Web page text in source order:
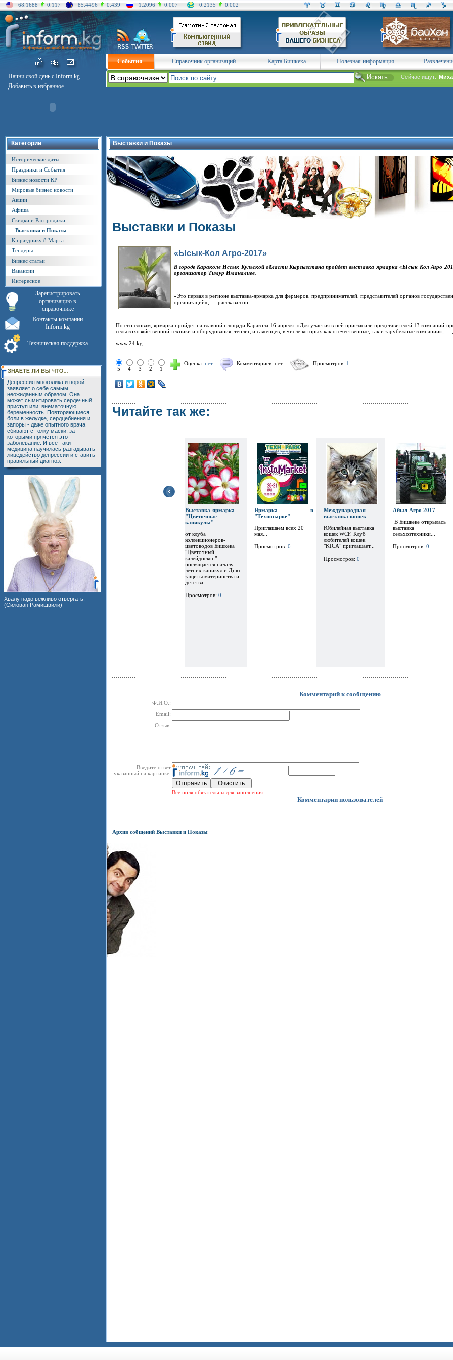
68.1688 0.117 85.4496 0.439 1.2096 0.007 0.2135 0.002
Начни свой день с Inform.kg
Добавить в избранное
События Справочник организаций Карта Бишкека Полезная информация
Сейчас ищут:
Категории
Исторические даты
Праздники и События
Бизнес новости КР
Мировые бизнес новости
Акции
Афиша
Скидки и Распродажи
Выставки и Показы
К празднику 8 Марта
Тендеры
Бизнес статьи
Вакансии
Интересное
Зарегистрировать
организацию в
справочнике
Контакты компании
Inform.kg
Техническая поддержка
Депрессия многолика и порой
заявляет о себе самым
неожиданным образом. Она
может сымитировать сердечный
приступ или: внематочную
беременность. Повторяющиеся
боли в желудке, сердцебиения и
запоры - даже опытного врача
сбивают с толку маски, за
которыми прячется это
заболевание. И все-таки
медицина научилась разгадывать
лицедейство депрессии и ставить
правильный диагноз.
Хвалу надо вежливо отвергать.
(Силован Рамишвили)
Выставки и Показы
Выставки и Показы
«Ысык-Кол Агро-2017»
В городе Караколе Иссык-Кульской области Кыргызстана пройдет выставка-ярмарка «Ысык-Кол Агро-
организатор Тимур Иманалиев.
«Это первая в регионе выставка-ярмарка для фермеров, предпринимателей, представителей органов
организаций», — рассказал он.
По его словам, ярмарка пройдет на главной площади Каракола 16 апреля. «Для участия в ней пригласили представителей 13 компаний-
сельскохозяйственной техники и оборудования, теплиц и саженцев, в числе которых как отечественные, так и зарубежные компании»,
www.24.kg
5 4 3 2 1
Оценка: нет Комментариев: нет Просмотров: 1
Читайте так же:
Выставка-ярмарка
"Цветочные
каникулы"
от клуба
коллекционеров-
цветоводов Бишкека
"Цветочный
калейдоскоп"
посвящается началу
летних каникул и Дню
защиты материнства и
детства...
Просмотров: 0
Ярмарка в
"Технопарке"
Приглашаем всех 20
мая...
Просмотров: 0
Международная
выставка кошек
Юбилейная выставка
кошек WCF. Клуб
любителей кошек
"KICA" приглашает...
Просмотров: 0
Айыл Агро 2017
В Бишкеке открылась
выставка
сельхозтехники...
Просмотров: 0
Комментарий к сообщению
Ф.И.О.:
Email:
Отзыв:
Введите ответ
указанный на картинке:
Все поля обязательны для заполнения
Комментарии пользователей
Архив собщений Выставки и Показы